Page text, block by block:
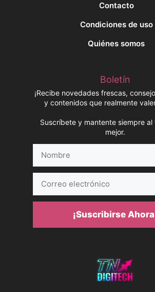
Contacto
Condiciones de uso
Quiénes somos
Boletín
¡Recibe novedades frescas,
y contenidos que realmente
Suscríbete y mantente siempre al
mejor.
electrónico
¡Suscribirse